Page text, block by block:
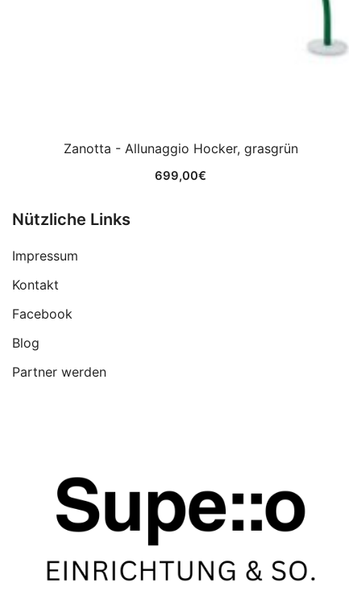
Zanotta - Allunaggio Hocker, grasgrün
699,00€
Nützliche Links
Impressum
Kontakt
Facebook
Blog
Partner werden